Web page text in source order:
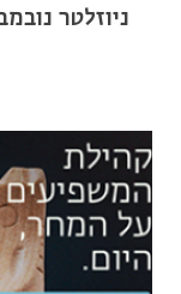
ניוזלטר נובמבר